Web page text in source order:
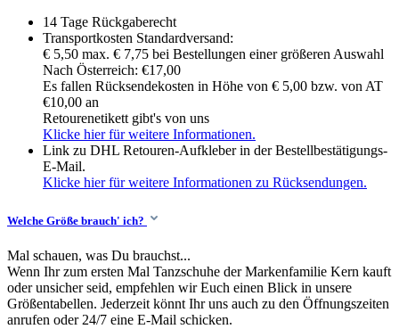
14 Tage Rückgaberecht
Transportkosten Standardversand:
€ 5,50 max. € 7,75 bei Bestellungen einer größeren Auswahl
Nach Österreich: €17,00
Es fallen Rücksendekosten in Höhe von € 5,00 bzw. von AT
€10,00 an
Retourenetikett gibt's von uns
Klicke hier für weitere Informationen.
Link zu DHL Retouren-Aufkleber in der Bestellbestätigungs-
E-Mail.
Klicke hier für weitere Informationen zu Rücksendungen.
Welche Größe brauch' ich?
Mal schauen, was Du brauchst...
Wenn Ihr zum ersten Mal Tanzschuhe der Markenfamilie Kern kauft
oder unsicher seid, empfehlen wir Euch einen Blick in unsere
Größentabellen. Jederzeit könnt Ihr uns auch zu den Öffnungszeiten
anrufen oder 24/7 eine E-Mail schicken.